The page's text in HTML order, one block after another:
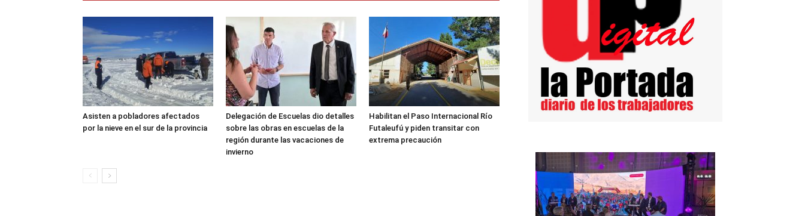
Asisten a pobladores afectados
por la nieve en el sur de la provincia
Delegación de Escuelas dio detalles
sobre las obras en escuelas de la
región durante las vacaciones de
invierno
Habilitan el Paso Internacional Río
Futaleufú y piden transitar con
extrema precaución